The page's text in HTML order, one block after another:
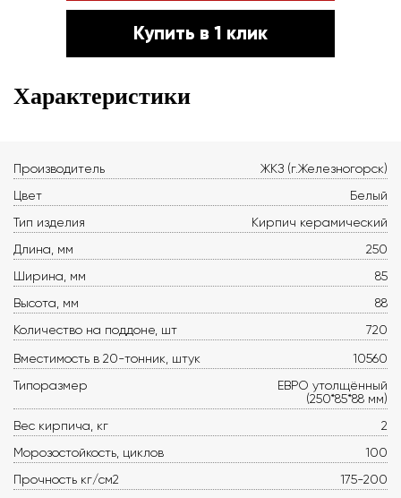
Купить в 1 клик
Характеристики
Производитель
ЖКЗ (г.Железногорск)
Цвет
Белый
Тип изделия
Кирпич керамический
Длина, мм
250
Ширина, мм
85
Высота, мм
88
Количество на поддоне, шт
720
Вместимость в 20-тонник, штук
10560
Типоразмер
ЕВРО утолщённый
(250*85*88 мм)
Вес кирпича, кг
2
Морозостойкость, циклов
100
Прочность кг/см2
175-200